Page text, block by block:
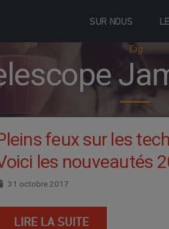
SUR NOUS
Tag
feux sur les
les nouveautés
31 octobre 2017
LIRE LA SUITE